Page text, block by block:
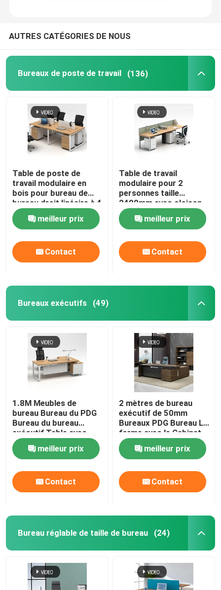
Ensemble de selles de Tableau de barre
Cosse insonorisée de bureau
Coin extérieur Sofa Set
AUTRES CATÉGORIES DE NOUS
Bureaux de poste de travail (136)
Table de poste de
travail modulaire en
bois pour bureau de
bureau droit linéaire à 4
voies
meilleur prix
Contact
Table de travail
modulaire pour 2
personnes taille
2400mm avec cloison
en tissu
meilleur prix
Contact
Bureaux exécutifs (49)
1.8M Meubles de
bureau Bureau du PDG
Bureau du bureau
exécutif Table avec
cabinet
meilleur prix
Contact
2 mètres de bureau
exécutif de 50mm
Bureaux PDG Bureau L
forme avec le Cabinet
latéral
meilleur prix
Contact
Bureau réglable de taille de bureau (24)